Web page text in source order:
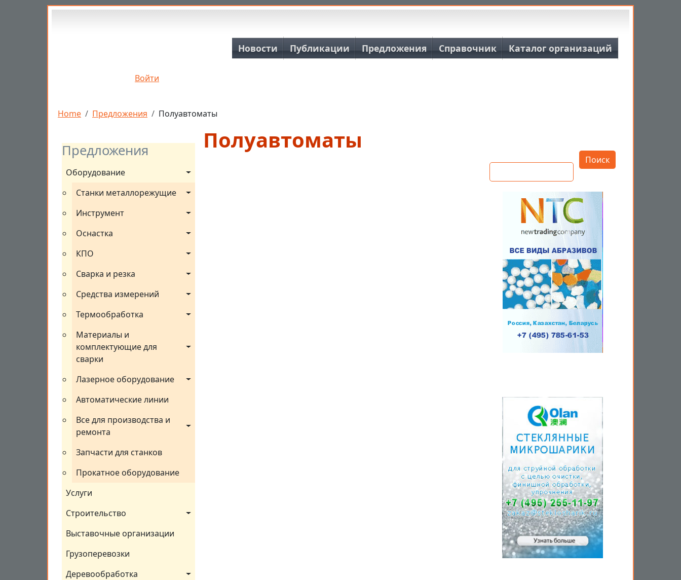
Перейти к основному содержанию
Войти
Основная навигация
Новости Публикации Предложения Справочник Каталог организаций
Строка навигации
Home Предложения Полуавтоматы
Предложения
Оборудование
Станки металлорежущие
Инструмент
Оснастка
КПО
Сварка и резка
Средства измерений
Термообработка
Материалы и
комплектующие для
сварки
Лазерное оборудование
Автоматические линии
Все для производства и
ремонта
Запчасти для станков
Прокатное оборудование
Услуги
Строительство
Выставочные организации
Грузоперевозки
Деревообработка
Полуавтоматы